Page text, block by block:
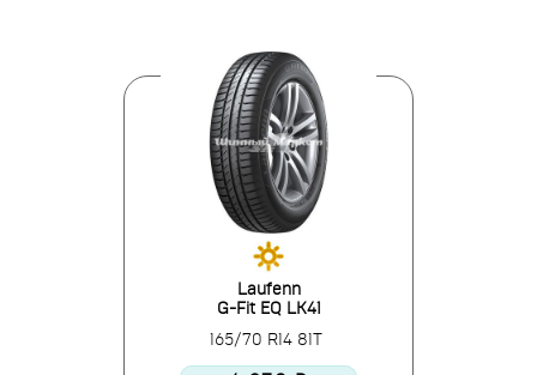
Laufenn
G-Fit EQ LK41
165/70 R14 81T